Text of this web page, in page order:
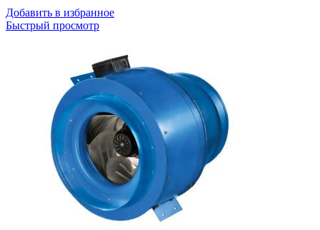
Добавить в избранное
Быстрый просмотр